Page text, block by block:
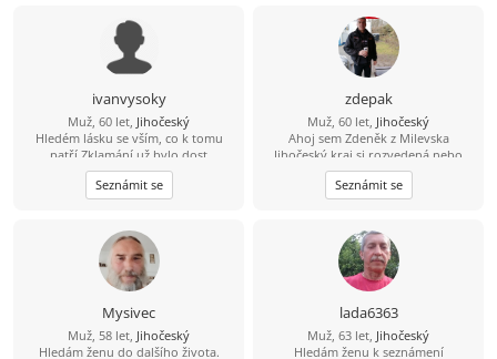
ivanvysoky
Muž, 60 let, Jihočeský
Hledém lásku se vším, co k tomu
patří.Zklamání už bylo dost
Seznámit se
zdepak
Muž, 60 let, Jihočeský
Ahoj sem Zdeněk z Milevska
Jihočeský kraj si rozvedená nebo
sama tak napiš nebo dej správu
728899889
Seznámit se
Mysivec
Muž, 58 let, Jihočeský
Hledám ženu do dalšího života.
lada6363
Muž, 63 let, Jihočeský
Hledám ženu k seznámení